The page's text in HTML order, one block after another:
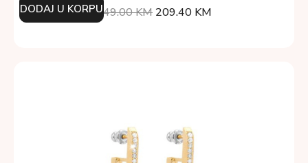
349.00KM 209.40 KM
DODAJ U KORPU